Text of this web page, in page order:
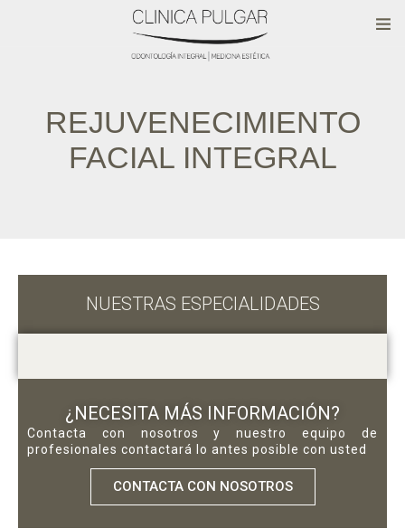
REJUVENECIMIENTO
FACIAL INTEGRAL
NUESTRAS ESPECIALIDADES
¿NECESITA MÁS INFORMACIÓN?
Contacta con nosotros y nuestro equipo de
profesionales contactará lo antes posible con usted
CONTACTA CON NOSOTROS